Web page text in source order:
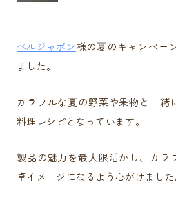
ベルジャポン様の夏のキャンペー
ました。
カラフルな夏の野菜や果物と一緒
料理レシピとなっています。
製品の魅力を最大限活かし、カラ
卓イメージになるよう心がけました